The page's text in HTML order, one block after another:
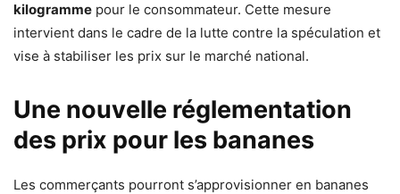
kilogramme pour le consommateur. Cette mesure
intervient dans le cadre de la lutte contre la spéculation et
vise à stabiliser les prix sur le marché national.
Une nouvelle réglementation
des prix pour les bananes
Les commerçants pourront s’approvisionner en bananes